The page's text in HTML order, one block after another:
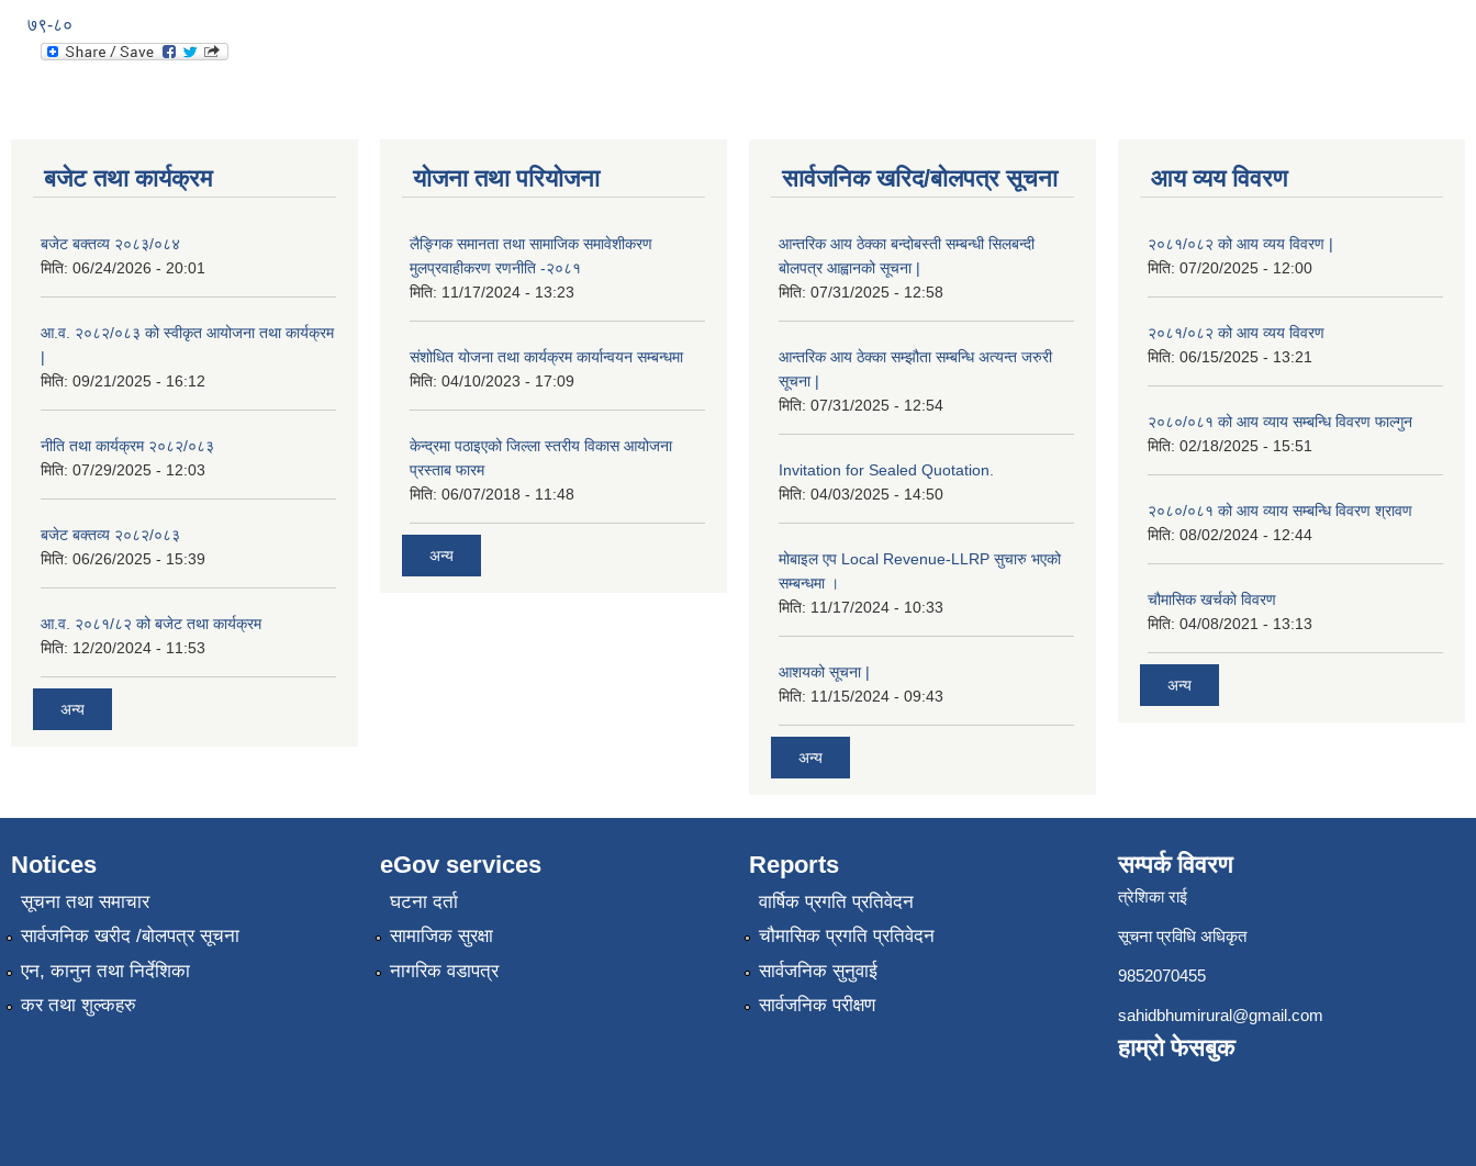
७९-८०
बजेट तथा कार्यक्रम
बजेट बक्तव्य २०८३/०८४
मिति: 06/24/2026 - 20:01
आ.व. २०८२/०८३ को स्वीकृत आयोजना तथा कार्यक्रम
|
मिति: 09/21/2025 - 16:12
नीति तथा कार्यक्रम २०८२/०८३
मिति: 07/29/2025 - 12:03
बजेट बक्तव्य २०८२/०८३
मिति: 06/26/2025 - 15:39
आ.व. २०८१/८२ को बजेट तथा कार्यक्रम
मिति: 12/20/2024 - 11:53
अन्य
योजना तथा परियोजना
लैङ्गिक समानता तथा सामाजिक समावेशीकरण
मुलप्रवाहीकरण रणनीति -२०८१
मिति: 11/17/2024 - 13:23
संशोधित योजना तथा कार्यक्रम कार्यान्वयन सम्बन्धमा
मिति: 04/10/2023 - 17:09
केन्द्रमा पठाइएको जिल्ला स्तरीय विकास आयोजना
प्रस्ताब फारम
मिति: 06/07/2018 - 11:48
अन्य
सार्वजनिक खरिद/बोलपत्र सूचना
आन्तरिक आय ठेक्का बन्दोबस्ती सम्बन्धी सिलबन्दी
बोलपत्र आह्वानको सूचना |
मिति: 07/31/2025 - 12:58
आन्तरिक आय ठेक्का सम्झौता सम्बन्धि अत्यन्त जरुरी
सूचना |
मिति: 07/31/2025 - 12:54
Invitation for Sealed Quotation.
मिति: 04/03/2025 - 14:50
मोबाइल एप Local Revenue-LLRP सुचारु भएको
सम्बन्धमा ।
मिति: 11/17/2024 - 10:33
आशयको सूचना |
मिति: 11/15/2024 - 09:43
अन्य
आय व्यय विवरण
२०८१/०८२ को आय व्यय विवरण |
मिति: 07/20/2025 - 12:00
२०८१/०८२ को आय व्यय विवरण
मिति: 06/15/2025 - 13:21
२०८०/०८१ को आय व्याय सम्बन्धि विवरण फाल्गुन
मिति: 02/18/2025 - 15:51
२०८०/०८१ को आय व्याय सम्बन्धि विवरण श्रावण
मिति: 08/02/2024 - 12:44
चौमासिक खर्चको विवरण
मिति: 04/08/2021 - 13:13
अन्य
Notices
सूचना तथा समाचार
सार्वजनिक खरीद /बोलपत्र सूचना
एन, कानुन तथा निर्देशिका
कर तथा शुल्कहरु
eGov services
घटना दर्ता
सामाजिक सुरक्षा
नागरिक वडापत्र
Reports
वार्षिक प्रगति प्रतिवेदन
चौमासिक प्रगति प्रतिवेदन
सार्वजनिक सुनुवाई
सार्वजनिक परीक्षण
सम्पर्क विवरण
त्रेशिका राई
सूचना प्रविधि अधिकृत
9852070455
sahidbhumirural@gmail.com
हाम्रो फेसबुक